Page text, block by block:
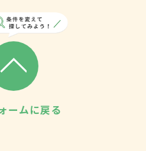
ームに戻る